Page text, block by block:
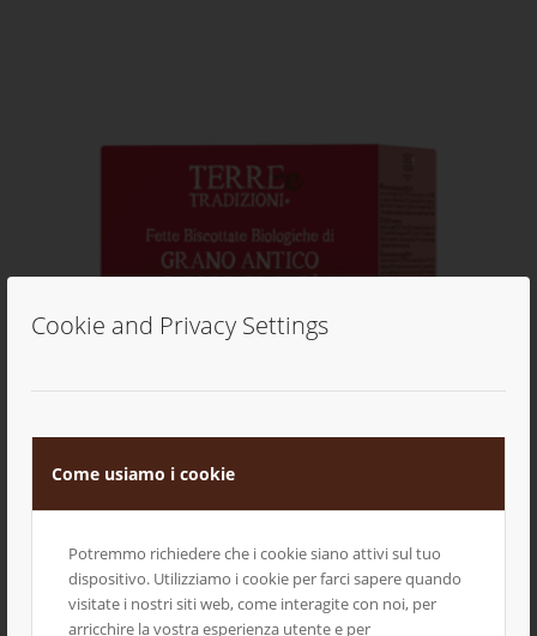
Cookie and Privacy Settings
Come usiamo i cookie
Potremmo richiedere che i cookie siano attivi sul tuo
dispositivo. Utilizziamo i cookie per farci sapere quando
visitate i nostri siti web, come interagite con noi, per
arricchire la vostra esperienza utente e per
Fette Biscottate Bio di antico grano duro Russello